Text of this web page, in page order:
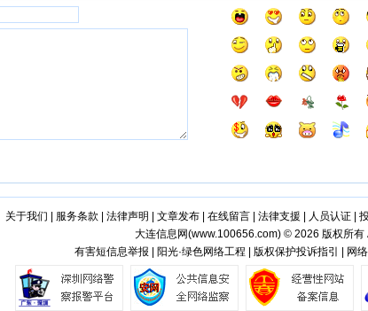
关于我们 服务条款 法律声明 文章发布| 在线留言| 法律支援 人员认证|
大连信息网(www.100656.com) © 2026 版权所有
有害短信息举报 | 阳光·绿色网络工程 | 版权保护投诉指引 | 网